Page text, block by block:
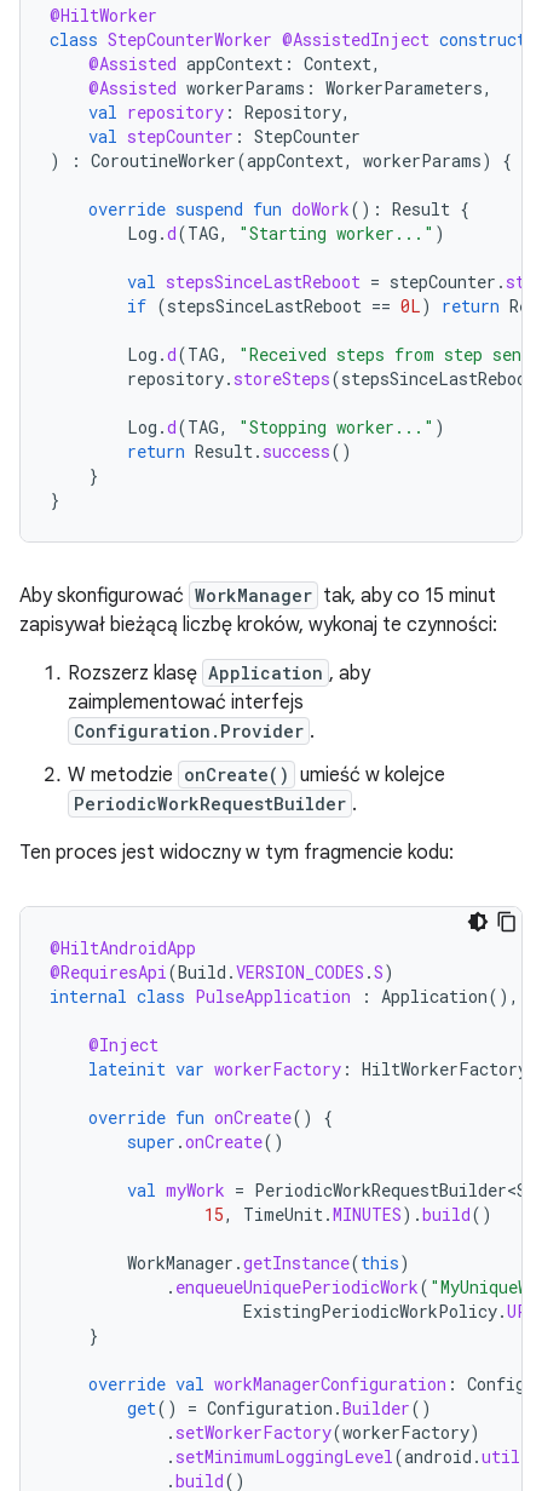
@HiltWorker
class StepCounterWorker @AssistedInject
@Assisted appContext : Context,
@Assisted workerParams : WorkerParameters,
val repository : Repository,
val stepCounter : StepCounter
)
: CoroutineWorker(appContext, workerParams) {
override suspend fun doWork(): Result {
Log .d(TAG, "Starting worker..." )
val stepsSinceLastReboot = stepCounter .
if (stepsSinceLastReboot == 0L) return
Log .d(TAG,
"Received steps from step
repository. storeSteps(stepsSinceLastReboot
Log .d(TAG, "Stopping worker..." )
return Result. success()
}
}
Aby skonfigurować WorkManager tak, aby co 15 minut
zapisywał bieżącą liczbę kroków, wykonaj te czynności:
Rozszerz klasę Application , aby
zaimplementować interfejs
Configuration.Provider .
W metodzie onCreate() umieść w kolejce
PeriodicWorkRequestBuilder .
Ten proces jest widoczny w tym fragmencie kodu:
@HiltAndroidApp
@RequiresApi(Build .VERSION_CODES .S)
internal class PulseApplication : Application(),
@Inject
lateinit var workerFactory : HiltWorkerFactory
override fun onCreate()
{
super .onCreate()
val myWork =
15, TimeUnit.MINUTES).build()
WorkManager .getInstance(this)
. enqueueUniquePeriodicWork(
ExistingPeriodicWorkPolicy.
}
override val workManagerConfiguration :
get() = Configuration .Builder()
. setWorkerFactory(workerFactory)
. setMinimumLoggingLevel(android .util
.build()